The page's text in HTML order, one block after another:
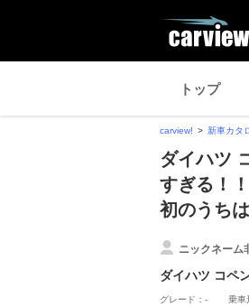
トップ
carview! 新車カタ
ダイハツ
すぎる！
初のうち
ニックネーム
ダイハツ コペ
グレード：- 乗車